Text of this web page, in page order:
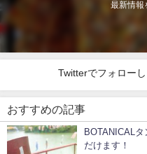
最新情報
Twitterでフォローし
おすすめの記事
BOTANICAL
だけます！